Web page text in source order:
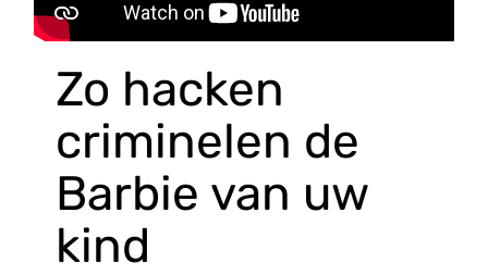
Zo hacken
criminelen de
Barbie van uw
kind